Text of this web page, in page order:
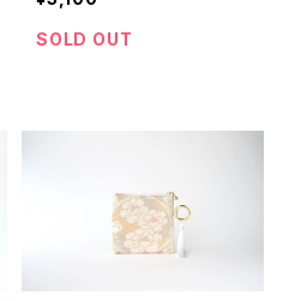
チ】カードポーチ、メイクポ
ーチ、ミニ財布、誕生日、外
SOLD OUT